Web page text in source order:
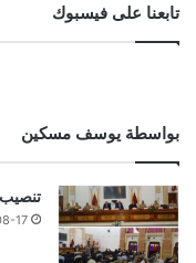
تابعنا على فيسبوك
بواسطة يوسف مسكين
17